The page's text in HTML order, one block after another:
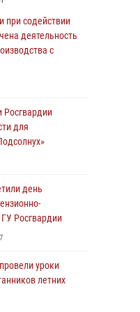
наряд Росгвардии
угрожавшего 17-
оружием
устройства рядом
Росгвардии
при проведении
10
Росгвардии
преступный
при содействии
деятельность
с
Росгвардии
для
день
Росгвардии
уроки
летних